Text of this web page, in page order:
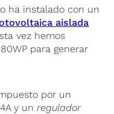
ha instalado con un
aislada
vez hemos
para generar
por un
y unregulador